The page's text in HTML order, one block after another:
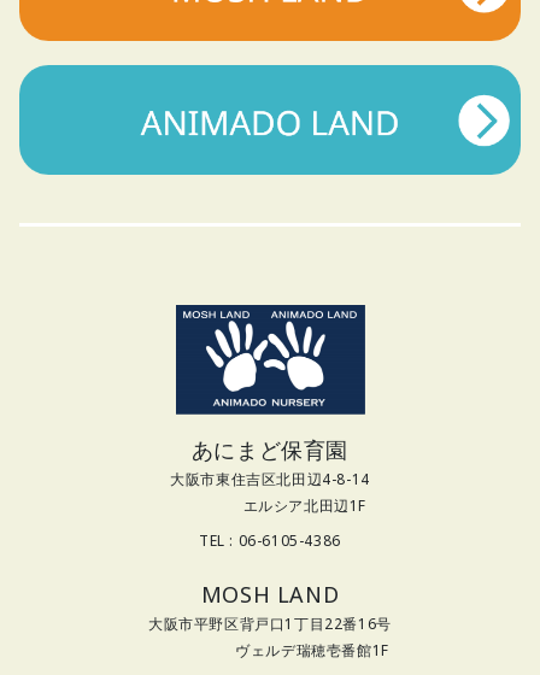
あにまど保育園
大阪市東住吉区北田辺4-8-14
エルシア北田辺1F
TEL : 06-6105-4386
MOSH LAND
大阪市平野区背戸口1丁目22番16号
ヴェルデ瑞穂壱番館1F